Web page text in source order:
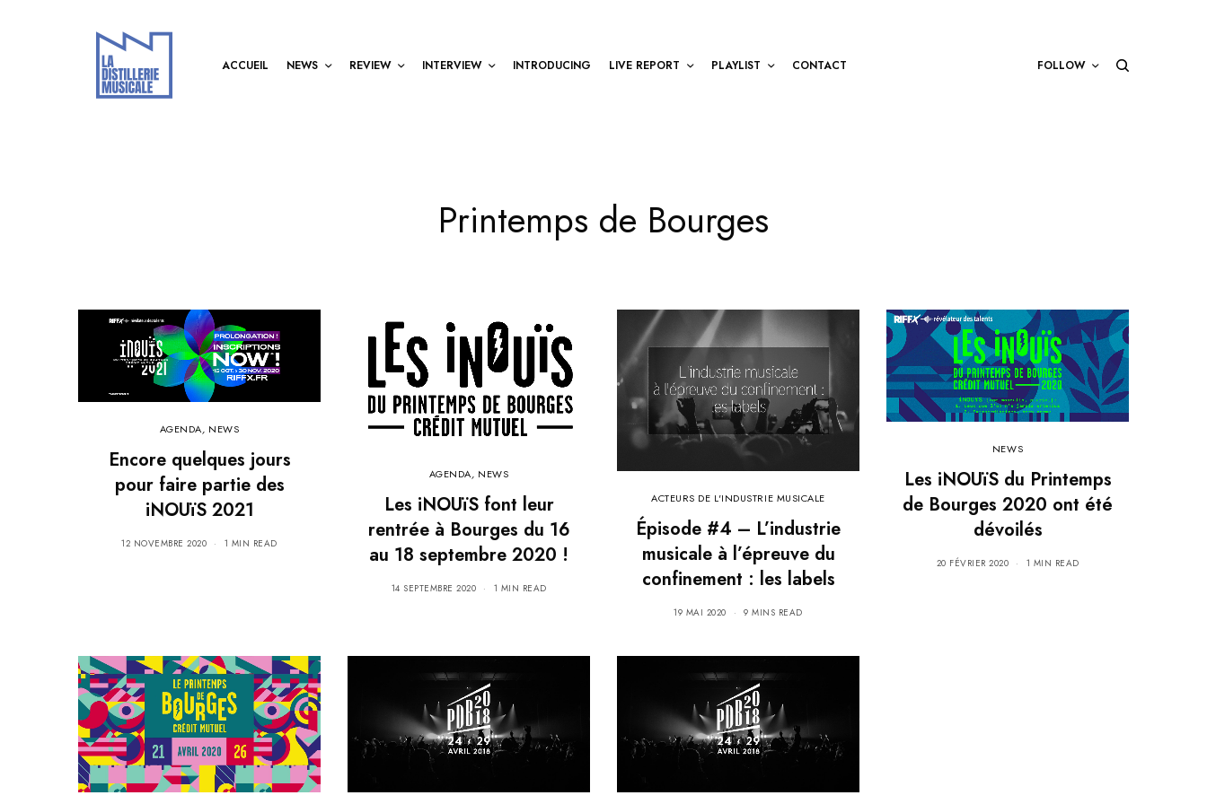
ACCUEIL NEWS REVIEW INTERVIEW INTRODUCING LIVE REPORT PLAYLIST CONTACT FOLLOW
Printemps de Bourges
AGENDA, NEWS
Encore quelques jours
pour faire partie des
iNOUïS 2021
12 NOVEMBRE 2020 1 MIN READ
AGENDA, NEWS
Les iNOUïS font leur
rentrée à Bourges du 16
au 18 septembre 2020 !
14 SEPTEMBRE 2020 1 MIN READ
ACTEURS DE L'INDUSTRIE MUSICALE
Épisode #4 – L’industrie
musicale à l’épreuve du
confinement : les labels
19 MAI 2020 9 MINS READ
NEWS
Les iNOUïS du Printemps
de Bourges 2020 ont été
dévoilés
20 FÉVRIER 2020 1 MIN READ